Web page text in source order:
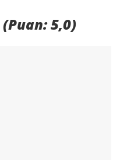
(Puan: 5,0)